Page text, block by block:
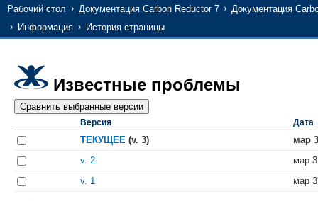
Рабочий стол Документация Carbon Reductor 7
Документация
Информация
История страницы
Известные проблемы
Версия Дата
ТЕКУЩЕЕ (v. 3)
мар
v. 2
мар
v. 1
мар